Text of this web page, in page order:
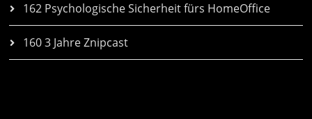
162 Psychologische Sicherheit fürs HomeOffice
160 3 Jahre Znipcast